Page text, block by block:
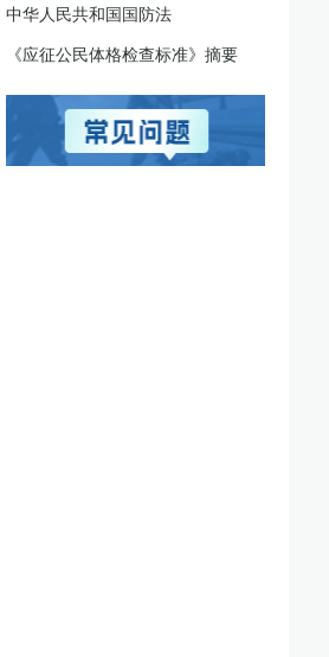
中华人民共和国国防法
《应征公民体格检查标准》摘要